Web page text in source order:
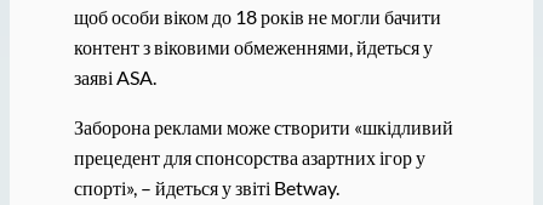
щоб особи віком до 18 років не могли бачити
контент з віковими обмеженнями, йдеться у
заяві ASA.
Заборона реклами може створити «шкідливий
прецедент для спонсорства азартних ігор у
спорті», – йдеться у звіті Betway.